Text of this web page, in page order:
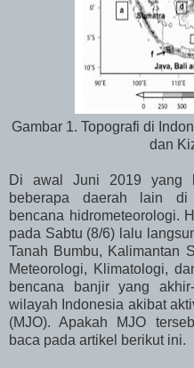
Gambar 1. Topografi di
dan
Di awal Juni 2019 yang
beberapa daerah lain di
bencana hidrometeorologi.
pada Sabtu (8/6) lalu
Tanah Bumbu, Kalimantan
Meteorologi, Klimatologi,
bencana banjir yang
wilayah Indonesia akibat
(MJO). Apakah MJO
baca pada artikel berikut ini.